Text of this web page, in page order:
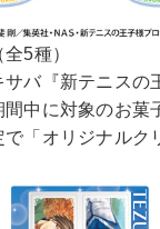
5種）
バ『新テニスの
中に対象のお菓
「オリジナルク